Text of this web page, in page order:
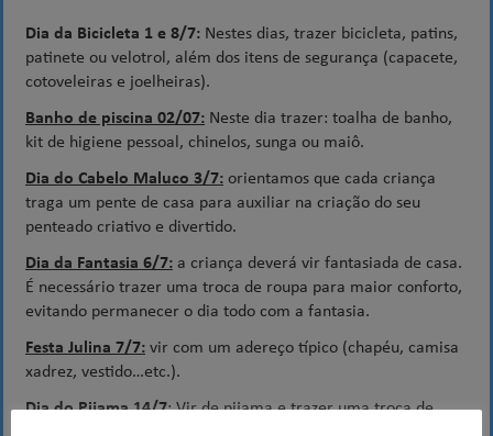
Dia da Bicicleta 1 e 8/7: Nestes dias, trazer bicicleta, patins,
patinete ou velotrol, além dos itens de segurança (capacete,
cotoveleiras e joelheiras).
Banho de piscina 02/07: Neste dia trazer: toalha de banho,
kit de higiene pessoal, chinelos, sunga ou maiô.
Dia do Cabelo Maluco 3/7:orientamos que cada criança
traga um pente de casa para auxiliar na criação do seu
penteado criativo e divertido.
Dia da Fantasia 6/7: a criança deverá vir fantasiada de casa.
É necessário trazer uma troca de roupa para maior conforto,
evitando permanecer o dia todo com a fantasia.
Festa Julina 7/7:vir com um adereço típico (chapéu, camisa
xadrez, vestido…etc.).
Dia do Pijama 14/7: Vir de pijama e trazer uma troca de